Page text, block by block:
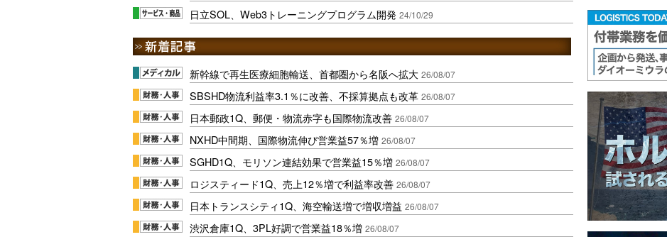
日立SOL、Web3トレーニングプログラム開発 24/10/29
新幹線で再生医療細胞輸送、首都圏から名阪へ拡大 26/08/07
SBSHD物流利益率3.1％に改善、不採算拠点も改革 26/08/07
日本郵政1Q、郵便・物流赤字も国際物流改善 26/08/07
NXHD中間期、国際物流伸び営業益57％増 26/08/07
SGHD1Q、モリソン連結効果で営業益15％増 26/08/07
ロジスティード1Q、売上12％増で利益率改善 26/08/07
日本トランスシティ1Q、海空輸送増で増収増益 26/08/07
渋沢倉庫1Q、3PL好調で営業益18％増 26/08/07